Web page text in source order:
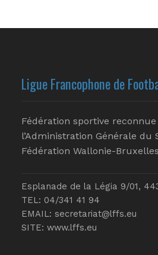
Ligue Francophone de
Fédération sportive
l’Administration Générale du
Fédération Wallonie-Bruxelles
Esplanade de la Légia 9/01,
TEL: 04/341 41 94
EMAIL: secretariat@lffs.eu
SITE: www.lffs.eu